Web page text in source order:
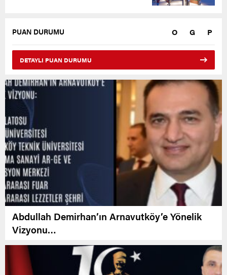
PUAN DURUMU O G P
DETAYLI PUAN DURUMU
Abdullah Demirhan’ın Arnavutköy’e Yönelik
Vizyonu…